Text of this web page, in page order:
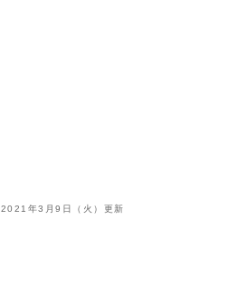
2021年3月9日（火）更新